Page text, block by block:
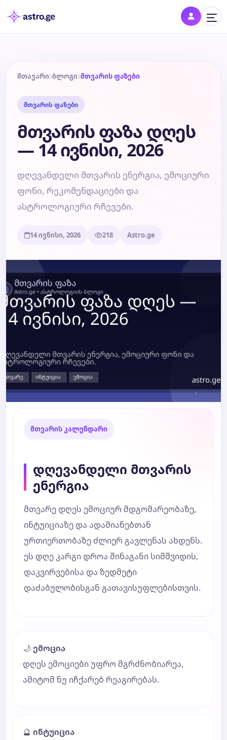
დღის ჰოროსკოპი
კვირის ჰოროსკოპი
წლის ჰოროსკოპი
ტარო
მთავარი ბლოგი მთვარის ფაზები
მთვარის ფაზები
მთვარის ფაზა დღეს
— 14 ივნისი, 2026
დღევანდელი მთვარის ენერგია, ემოციური
ფონი, რეკომენდაციები და
ასტროლოგიური რჩევები.
14 ივნისი, 2026 218 Astro.ge
მთვარის კალენდარი
დღევანდელი მთვარის
ენერგია
მთვარე დღეს ემოციურ მდგომარეობაზე,
ინტუიციაზე და ადამიანებთან
ურთიერთობაზე ძლიერ გავლენას ახდენს.
ეს დღე კარგი დროა შინაგანი სიმშვიდის,
დაკვირვებისა და ზედმეტი
დაძაბულობისგან გათავისუფლებისთვის.
🌙 ემოცია
დღეს ემოციები უფრო მგრძნობიარეა,
ამიტომ ნუ იჩქარებ რეაგირებას.
🔮 ინტუიცია